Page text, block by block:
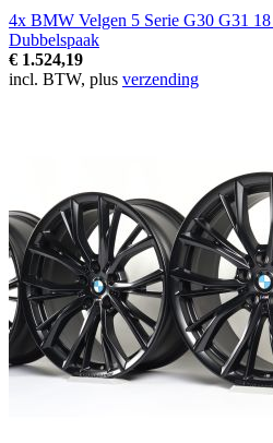
4x BMW Velgen 5 Serie G30 G31
Dubbelspaak
€ 1.524,19
incl. BTW, plus verzending